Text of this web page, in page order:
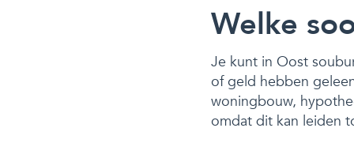
Welke
Je kunt in Oost
of geld hebben
woningbouw,
omdat dit kan leiden